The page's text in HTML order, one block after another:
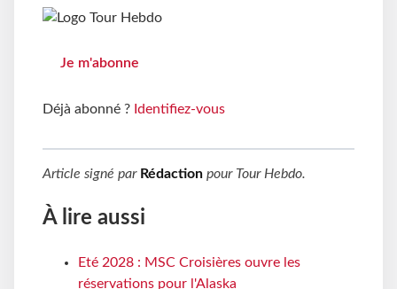
Je m'abonne
Déjà abonné ? Identifiez-vous
Article signé par Rédaction pour Tour Hebdo.
À lire aussi
Eté 2028 : MSC Croisières ouvre les
réservations pour l'Alaska